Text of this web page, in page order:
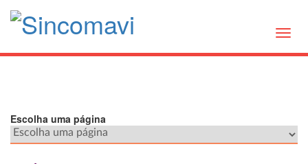
Escolha uma página